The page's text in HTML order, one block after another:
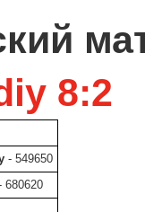
8:2
- 549650
680620